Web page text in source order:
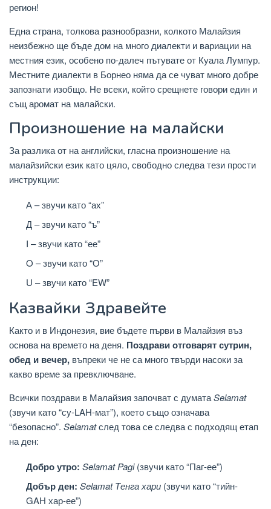
регион!
Една страна, толкова разнообразни, колкото Малайзия
неизбежно ще бъде дом на много диалекти и вариации на
местния език, особено по-далеч пътувате от Куала Лумпур.
Местните диалекти в Борнео няма да се чуват много добре
запознати изобщо. Не всеки, който срещнете говори един и
същ аромат на малайски.
Произношение на малайски
За разлика от на английски, гласна произношение на
малайзийски език като цяло, свободно следва тези прости
инструкции:
А – звучи като “ах”
Д – звучи като “ъ”
I – звучи като “ее”
O – звучи като “О”
U – звучи като “EW”
Казвайки Здравейте
Както и в Индонезия, вие бъдете първи в Малайзия въз
основа на времето на деня. Поздрави отговарят сутрин,
обед и вечер, въпреки че не са много твърди насоки за
какво време за превключване.
Всички поздрави в Малайзия започват с думатаSelamat
(звучи като “су-LAH-мат”), което също означава
“безопасно”. Selamatслед това се следва с подходящ етап
на ден:
Добро утро: Selamat Pagi(звучи като “Паг-ее”)
Добър ден: Selamat Тенга хари (звучи като “тийн-
GAH хар-ее”)